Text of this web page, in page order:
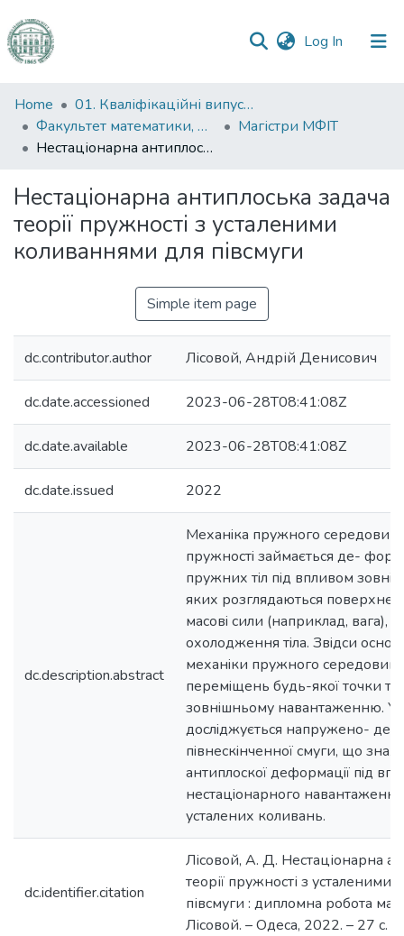
Log In (current)
Communities
&
Collections
Statistics
Home
01. Кваліфікаційні випускні роботи здобувачів вищої освіти
Факультет математики, фізики та інформаційних технологій
Магістри МФІТ
Нестаціонарна антиплоська задача теорії пружності з усталеними коливаннями для півсмуги
Нестаціонарна антиплоська задача
теорії пружності з усталеними
коливаннями для півсмуги
Simple item page
dc.contributor.author Лісовой, Андрій Денисович
dc.date.accessioned 2023-06-28T08:41:08Z
dc.date.available 2023-06-28T08:41:08Z
dc.date.issued 2022
dc.description.abstract
Механiка пружного
пружностi займається де-
пружних тiл пiд впливом
яких розглядаються
масовi сили (наприклад, вага),
охолодження тiла. Звiдси
механiки пружного
перемiщень будь-якої точки
зовнiшньому навантаженню. У
дослiджується напружено-
пiвнескiнченної смуги, що
антиплоскої деформацiї пiд
нестацiонарного
усталених коливань.
dc.identifier.citation
Лісовой, А. Д. Нестаціонарна
теорії пружності з
півсмуги : дипломна робота
Лісовой. – Одеса, 2022. – 27 с.